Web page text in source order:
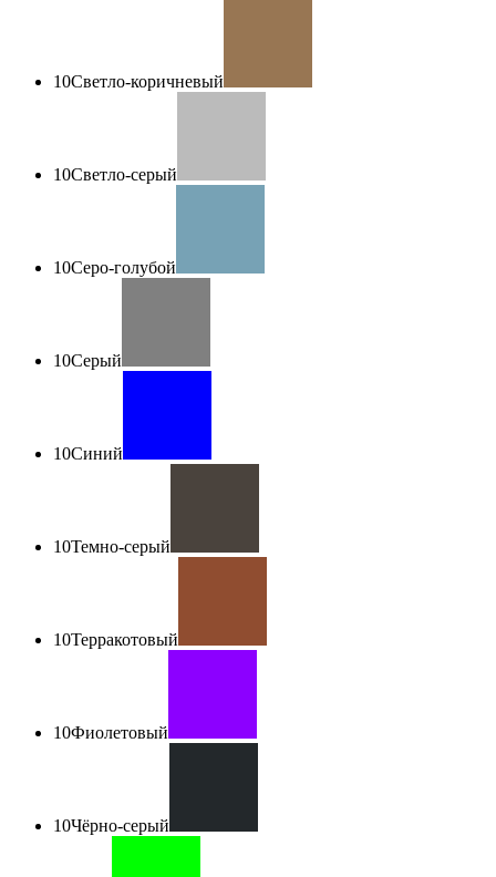
10Светло-коричневый
10Светло-серый
10Серо-голубой
10Серый
10Синий
10Темно-серый
10Терракотовый
10Фиолетовый
10Чёрно-серый